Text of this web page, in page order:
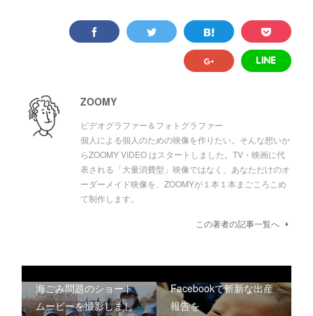
ZOOMY
ビデオグラファー＆フォトグラファー
個人による個人のための映像を作りたい。そんな想いか
らZOOMY VIDEO はスタートしました。TV・映画に代
表される「大量消費型」映像ではなく、あなただけのオ
ーダーメイド映像を、ZOOMYが１本１本まごころこめ
て制作します。
この著者の記事一覧へ
海ごみ問題のショート
ムービーを撮影しまし
Facebookで斬新な出産
報告を